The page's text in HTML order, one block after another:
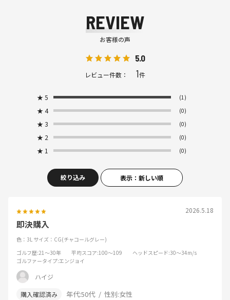
REVIEW
お客様の声
5.0
レビュー件数： 1件
★ 5 (1)
★ 4 (0)
★ 3 (0)
★ 2 (0)
★ 1 (0)
絞り込み 表示：新しい順
2026.5.18
即決購入
色：3L サイズ：CG(チャコールグレー)
ゴルフ歴:21～30年 平均スコア:100～109 ヘッドスピード:30～34m/s
ゴルファータイプ:エンジョイ
ハイジ
年代:50代 性別:女性